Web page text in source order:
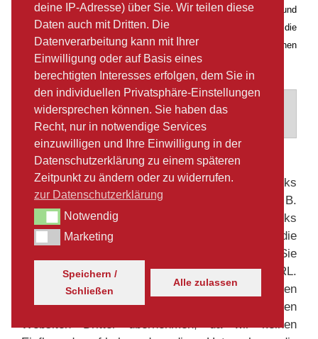
Verpflichtung besteht, sowie dies gesetzlich zulässig und
nach Art. 6 Abs. 1 Satz 1 lit. b DS-GVO für die
Abwicklung von Vertragsverhältnissen mit Ihnen
erforderlich ist
7. Hyperlinks
Auf unserer Website können sich sog. Hyperlinks
zu Websiten anderer Anbieter finden (z. B.
Webshop). Bei Aktivierung dieser Hyperlinks
werden Sie von unserer Website direkt auf die
Website der anderen Anbieter weitergeleitet. Sie
erkennen dies unter anderem am Wechsel der URL.
Wir können keine Verantwortung für den
vertraulichen Umgang Ihrer Daten auf diesen
Websiten Dritter übernehmen, da wir keinen
deine IP-Adresse) über Sie. Wir teilen diese
Daten auch mit Dritten. Die
Datenverarbeitung kann mit Ihrer
Einwilligung oder auf Basis eines
berechtigten Interesses erfolgen, dem Sie in
den individuellen Privatsphäre-Einstellungen
widersprechen können. Sie haben das
Recht, nur in notwendige Services
einzuwilligen und Ihre Einwilligung in der
Datenschutzerklärung zu einem späteren
Zeitpunkt zu ändern oder zu widerrufen.
zur Datenschutzerklärung
NotwendigNotwendig
MarketingMarketing
Speichern /
Schließen
Alle zulassen